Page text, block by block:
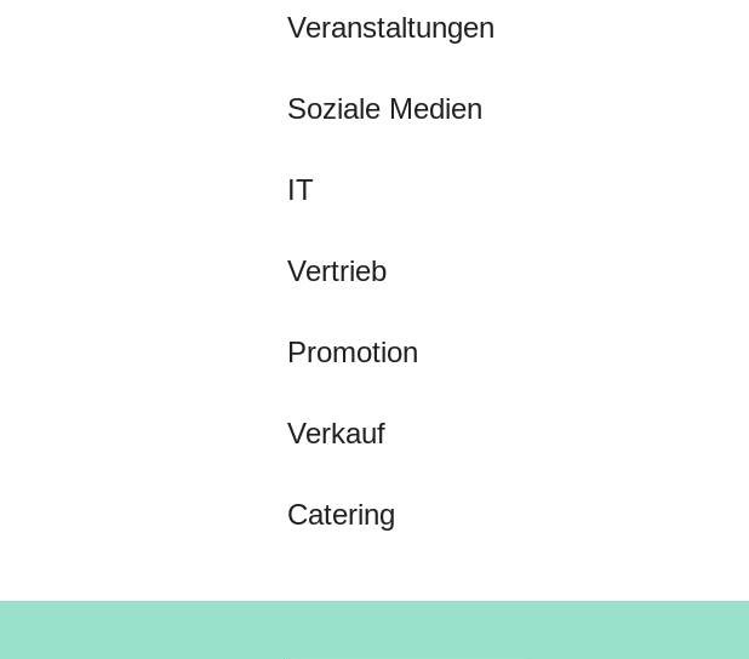
Veranstaltungen
Soziale Medien
IT
Vertrieb
Promotion
Verkauf
Catering